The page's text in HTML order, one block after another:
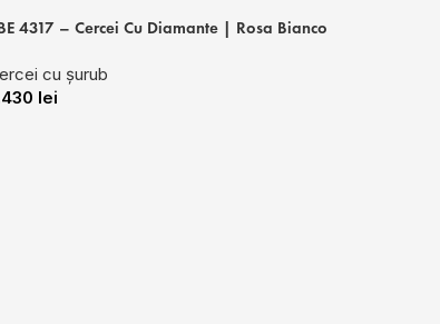
4317 – Cercei Cu Diamante | Rosa Bianco
cu șurub
lei